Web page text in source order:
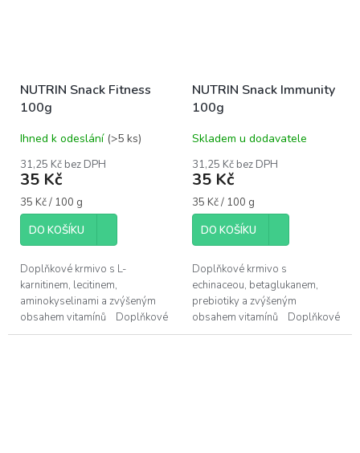
NUTRIN Snack Fitness
100g
Ihned k odeslání (>5 ks)
31,25 Kč bez DPH
35 Kč
Měrná
cena:
35 Kč / 100 g
DO KOŠÍKU
Doplňkové krmivo s L-
karnitinem, lecitinem,
aminokyselinami a zvýšeným
obsahem vitamínů Doplňkové
krmivo pro křečky, myši,
NUTRIN Snack Immunity
100g
Skladem u dodavatele
31,25 Kč bez DPH
35 Kč
Měrná
cena:
35 Kč / 100 g
DO KOŠÍKU
Doplňkové krmivo s
echinaceou, betaglukanem,
prebiotiky a zvýšeným
obsahem vitamínů Doplňkové
krmivo pro králíky, morčata,